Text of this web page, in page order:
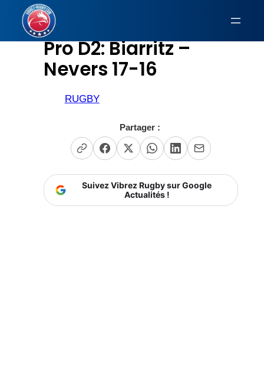
Aller
contenu Pro D2: Biarritz –
Nevers 17-16
RUGBY
Partager :
Suivez Vibrez Rugby sur Google
Actualités !